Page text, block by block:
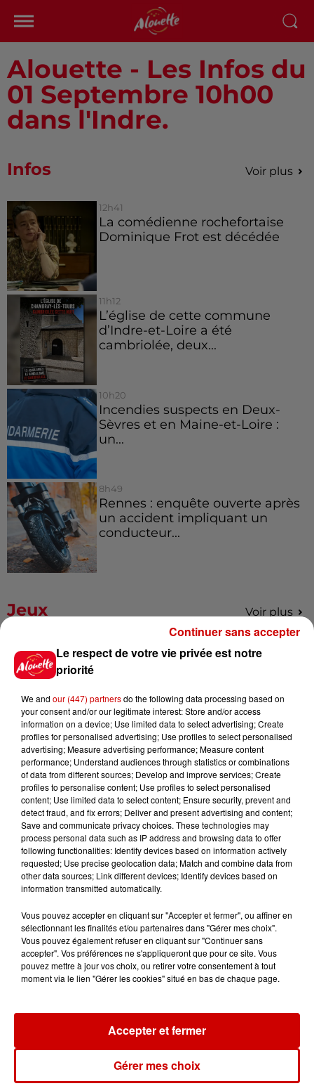
Alouette - Les Infos du
01 Septembre 10h00
dans l'Indre.
Infos Voir plus
12h41
La comédienne rochefortaise
Dominique Frot est décédée
11h12
L’église de cette commune
d’Indre-et-Loire a été
cambriolée, deux...
10h20
Incendies suspects en Deux-
Sèvres et en Maine-et-Loire :
un...
8h49
Rennes : enquête ouverte après
un accident impliquant un
conducteur...
Jeux Voir plus
Gagnez vos places pour le
festival Marché Gourmand 2026
Le Duel - Gagnez vos entrées
pour l'un des zoos de nos
régions !
Destination Vacances - Gagnez
votre séjour en famille au cœur
de la...
Destination Vacances : inscrivez-
vous !
Newsletter
Le respect de votre vie privée est notre
priorité
We and our (447) partnersdo the following data processing based on
your consent and/or our legitimate interest: Store and/or access
information on a device; Use limited data to select advertising; Create
profiles for personalised advertising; Use profiles to select personalised
advertising; Measure advertising performance; Measure content
performance; Understand audiences through statistics or combinations
of data from different sources; Develop and improve services; Create
profiles to personalise content; Use profiles to select personalised
content; Use limited data to select content; Ensure security, prevent and
detect fraud, and fix errors; Deliver and present advertising and content;
Save and communicate privacy choices. These technologies may
process personal data such as IP address and browsing data to offer
following functionalities: Identify devices based on information actively
requested; Use precise geolocation data; Match and combine data from
other data sources; Link different devices; Identify devices based on
information transmitted automatically.
Vous pouvez accepter en cliquant sur "Accepter et fermer", ou affiner en
sélectionnant les finalités et/ou partenaires dans "Gérer mes choix".
Vous pouvez également refuser en cliquant sur "Continuer sans
accepter". Vos préférences ne s'appliqueront que pour ce site. Vous
pouvez mettre à jour vos choix, ou retirer votre consentement à tout
moment via le lien "Gérer les cookies" situé en bas de chaque page.
Gérer mes choix
Accepter et fermer
Continuer sans accepter